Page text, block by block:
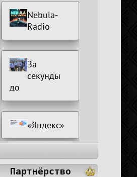
Nebula-
Radio
За
секунды
до
«Яндекс»
Партнёрство